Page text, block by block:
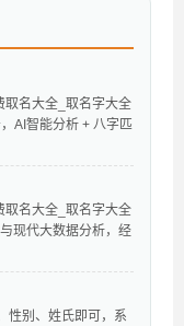
取名大全_取名字大全
AI智能分析 + 八字匹
取名大全_取名字大全
现代大数据分析，经
性别、姓氏即可，系